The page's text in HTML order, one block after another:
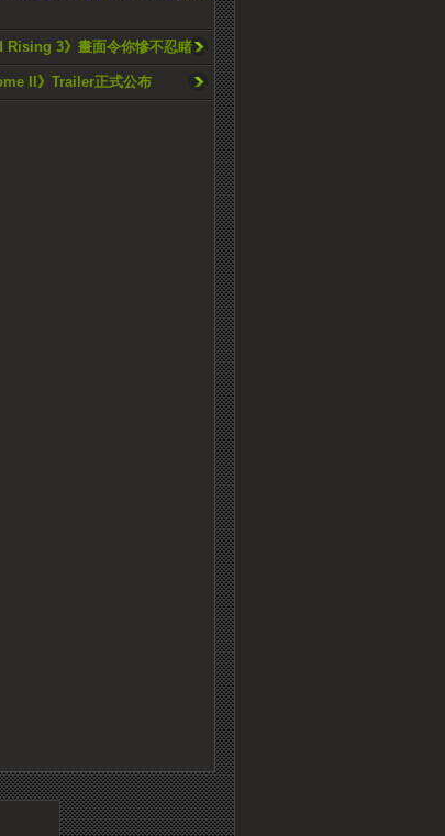
Rising 3》畫面令你慘不忍睹
II》Trailer正式公布